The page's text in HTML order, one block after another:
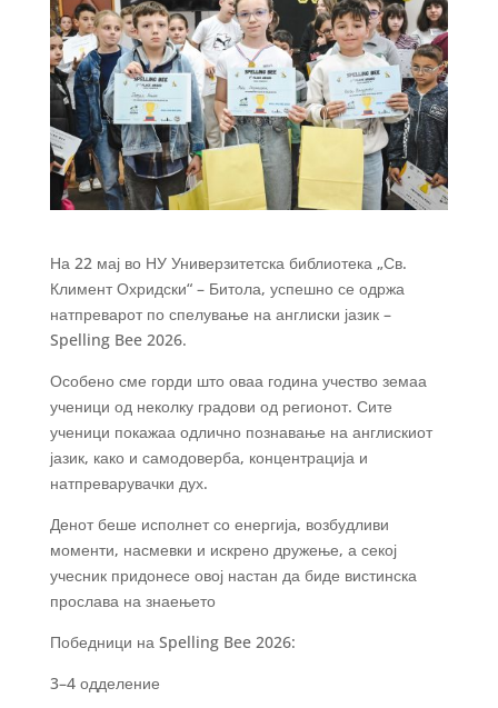
На 22 мај во НУ Универзитетска библиотека „Св.
Климент Охридски“ – Битола, успешно се одржа
натпреварот по спелување на англиски јазик –
Spelling Bee 2026.
Особено сме горди што оваа година учество земаа
ученици од неколку градови од регионот. Сите
ученици покажаа одлично познавање на англискиот
јазик, како и самодоверба, концентрација и
натпреварувачки дух.
Денот беше исполнет со енергија, возбудливи
моменти, насмевки и искрено дружење, а секој
учесник придонесе овој настан да биде вистинска
прослава на знаењето
Победници на Spelling Bee 2026:
3–4 одделение